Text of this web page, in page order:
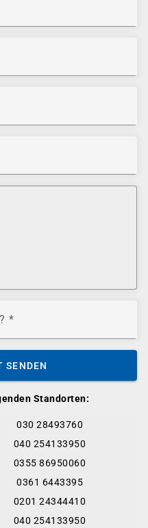
Standorten:
030 28493760
040 254133950
0355 86950060
0361 6443395
0201 24344410
040 254133950
SENDEN